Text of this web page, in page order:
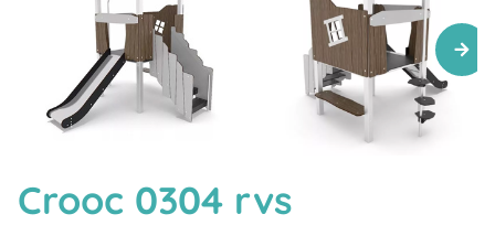
Crooc 0304 rvs